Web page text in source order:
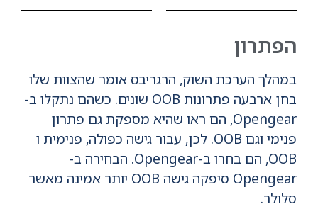
הפתרון
במהלך הערכת השוק, הרגריבס אומר שהצוות שלו
בחן ארבעה פתרונות OOB שונים. כשהם נתקלו ב-
Opengear, הם ראו שהיא מספקת גם פתרון
פנימי וגם OOB. לכן, עבור גישה כפולה, פנימית ו
OOB, הם בחרו ב-Opengear. הבחירה ב-
Opengear סיפקה גישה OOB יותר אמינה מאשר
סלולר.